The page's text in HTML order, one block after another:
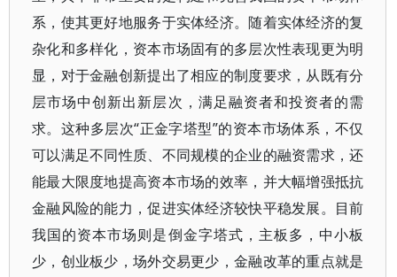
系，使其更好地服务于实体经济。随着实体经济的复
杂化和多样化，资本市场固有的多层次性表现更为明
显，对于金融创新提出了相应的制度要求，从既有分
层市场中创新出新层次，满足融资者和投资者的需
求。这种多层次“正金字塔型”的资本市场体系，不仅
可以满足不同性质、不同规模的企业的融资需求，还
能最大限度地提高资本市场的效率，并大幅增强抵抗
金融风险的能力，促进实体经济较快平稳发展。目前
我国的资本市场则是倒金字塔式，主板多，中小板
少，创业板少，场外交易更少，金融改革的重点就是